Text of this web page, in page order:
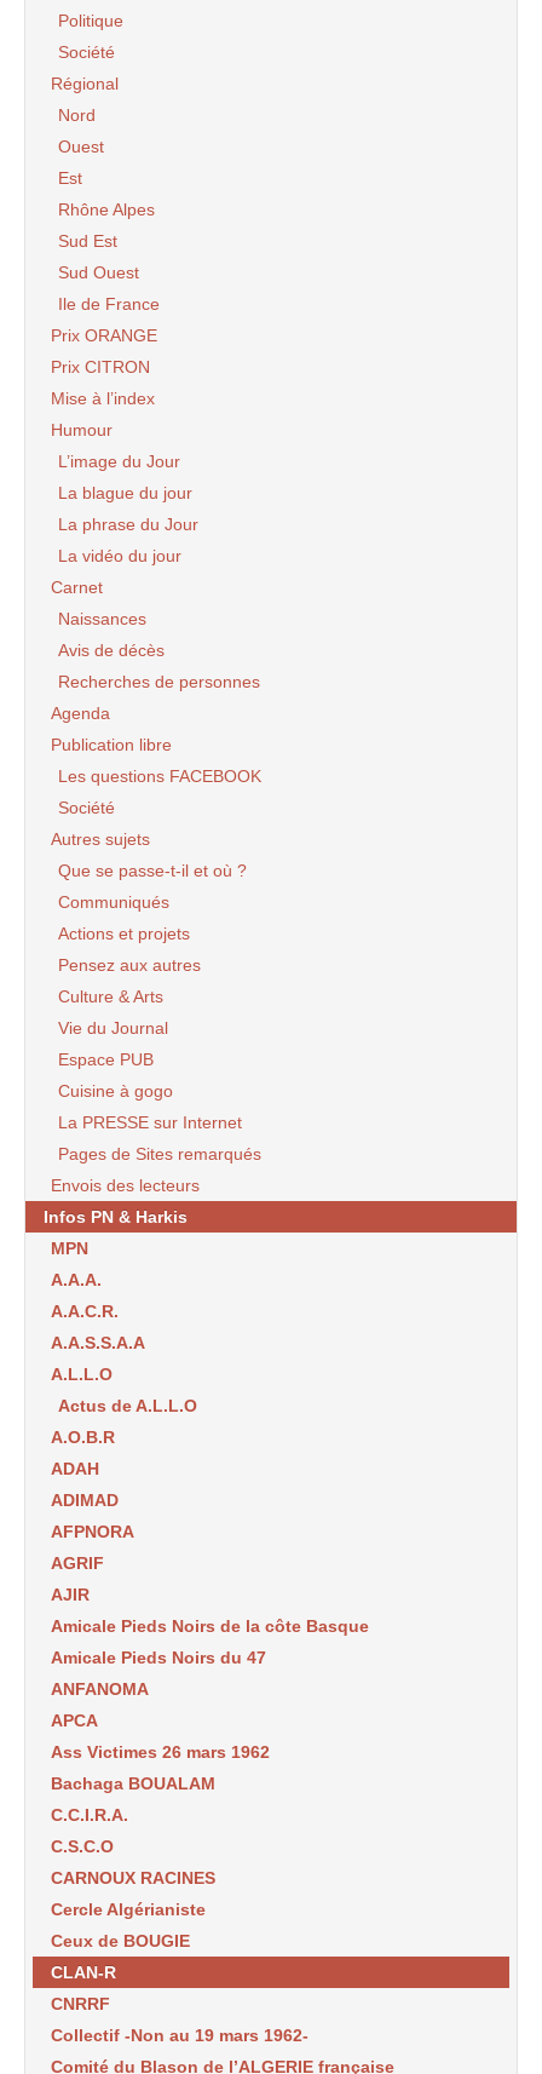
Politique
Société
Régional
Nord
Ouest
Est
Rhône Alpes
Sud Est
Sud Ouest
Ile de France
Prix ORANGE
Prix CITRON
Mise à l’index
Humour
L’image du Jour
La blague du jour
La phrase du Jour
La vidéo du jour
Carnet
Naissances
Avis de décès
Recherches de personnes
Agenda
Publication libre
Les questions FACEBOOK
Société
Autres sujets
Que se passe-t-il et où ?
Communiqués
Actions et projets
Pensez aux autres
Culture & Arts
Vie du Journal
Espace PUB
Cuisine à gogo
La PRESSE sur Internet
Pages de Sites remarqués
Envois des lecteurs
Infos PN & Harkis
MPN
A.A.A.
A.A.C.R.
A.A.S.S.A.A
A.L.L.O
Actus de A.L.L.O
A.O.B.R
ADAH
ADIMAD
AFPNORA
AGRIF
AJIR
Amicale Pieds Noirs de la côte Basque
Amicale Pieds Noirs du 47
ANFANOMA
APCA
Ass Victimes 26 mars 1962
Bachaga BOUALAM
C.C.I.R.A.
C.S.C.O
CARNOUX RACINES
Cercle Algérianiste
Ceux de BOUGIE
CLAN-R
CNRRF
Collectif -Non au 19 mars 1962-
Comité du Blason de l’ALGERIE française